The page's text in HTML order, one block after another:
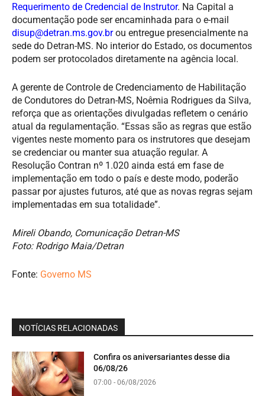
Requerimento de Credencial de Instrutor. Na Capital a
documentação pode ser encaminhada para o e-mail
disup@detran.ms.gov.brou entregue presencialmente na
sede do Detran-MS. No interior do Estado, os documentos
podem ser protocolados diretamente na agência local.
A gerente de Controle de Credenciamento de Habilitação
de Condutores do Detran-MS, Noêmia Rodrigues da Silva,
reforça que as orientações divulgadas refletem o cenário
atual da regulamentação. “Essas são as regras que estão
vigentes neste momento para os instrutores que desejam
se credenciar ou manter sua atuação regular. A
Resolução Contran nº 1.020 ainda está em fase de
implementação em todo o país e deste modo, poderão
passar por ajustes futuros, até que as novas regras sejam
implementadas em sua totalidade”.
Mireli Obando, Comunicação Detran-MS
Foto: Rodrigo Maia/Detran
Fonte: Governo MS
NOTÍCIAS RELACIONADAS
Confira os aniversariantes desse dia
06/08/26
07:00 - 06/08/2026